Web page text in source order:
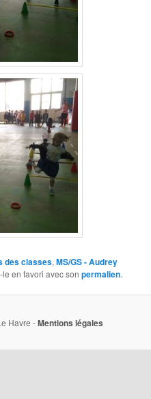
des classes,MS/GS - Audrey
le en favori avec sonpermalien.
Havre -Mentions légales